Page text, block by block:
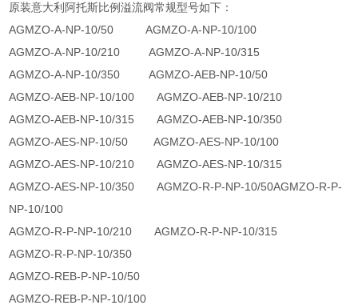
原装意大利阿托斯比例溢流阀常规型号如下：
AGMZO-A-NP-10/50 AGMZO-A-NP-10/100
AGMZO-A-NP-10/210 AGMZO-A-NP-10/315
AGMZO-A-NP-10/350 AGMZO-AEB-NP-10/50
AGMZO-AEB-NP-10/100 AGMZO-AEB-NP-10/210
AGMZO-AEB-NP-10/315 AGMZO-AEB-NP-10/350
AGMZO-AES-NP-10/50 AGMZO-AES-NP-10/100
AGMZO-AES-NP-10/210 AGMZO-AES-NP-10/315
AGMZO-AES-NP-10/350 AGMZO-R-P-NP-10/50AGMZO-R-P-
NP-10/100
AGMZO-R-P-NP-10/210 AGMZO-R-P-NP-10/315
AGMZO-R-P-NP-10/350
AGMZO-REB-P-NP-10/50
AGMZO-REB-P-NP-10/100